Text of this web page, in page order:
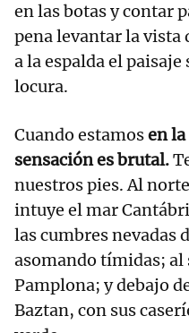
en las botas y contar
pena levantar la vista
a la espalda el paisaje
locura.
​Cuando estamosen la
sensación es brutal.
nuestros pies. Al
intuye el mar
las cumbres nevadas
asomando tímidas; al
Pamplona; y debajo
Baztan, con sus